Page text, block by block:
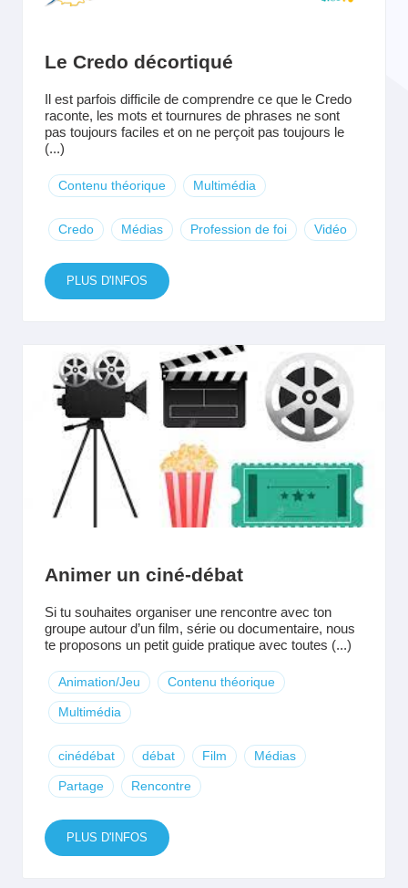
Le Credo décortiqué
Il est parfois difficile de comprendre ce que le Credo
raconte, les mots et tournures de phrases ne sont
pas toujours faciles et on ne perçoit pas toujours le
(...)
Contenu théorique Multimédia
Credo Médias Profession de foi Vidéo
PLUS D'INFOS
Animer un ciné-débat
Si tu souhaites organiser une rencontre avec ton
groupe autour d’un film, série ou documentaire, nous
te proposons un petit guide pratique avec toutes (...)
Animation/Jeu Contenu théorique
Multimédia
cinédébat débat Film Médias
Partage Rencontre
PLUS D'INFOS